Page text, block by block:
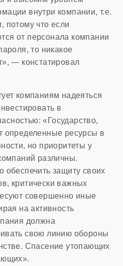
внутри компании, т.е.
потому что если
от персонала компании
то никакое
— констатировал
компаниям надеяться
в
«Государство,
определенные ресурсы в
но приоритеты у
различны.
обеспечить защиту своих
критически важных
совершенно иные
на активность
должна
свою линию обороны
Спасение утопающих